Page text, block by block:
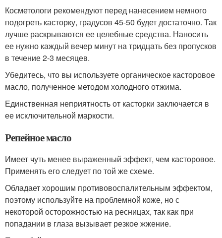
Косметологи рекомендуют перед нанесением немного
подогреть касторку, градусов 45-50 будет достаточно. Так
лучше раскрываются ее целебные средства. Наносить
ее нужно каждый вечер минут на тридцать без пропусков
в течение 2-3 месяцев.
Убедитесь, что вы используете органическое касторовое
масло, полученное методом холодного отжима.
Единственная неприятность от касторки заключается в
ее исключительной маркости.
Репейное масло
Имеет чуть менее выраженный эффект, чем касторовое.
Применять его следует по той же схеме.
Обладает хорошим противовоспалительным эффектом,
поэтому используйте на проблемной коже, но с
некоторой осторожностью на ресницах, так как при
попадании в глаза вызывает резкое жжение.